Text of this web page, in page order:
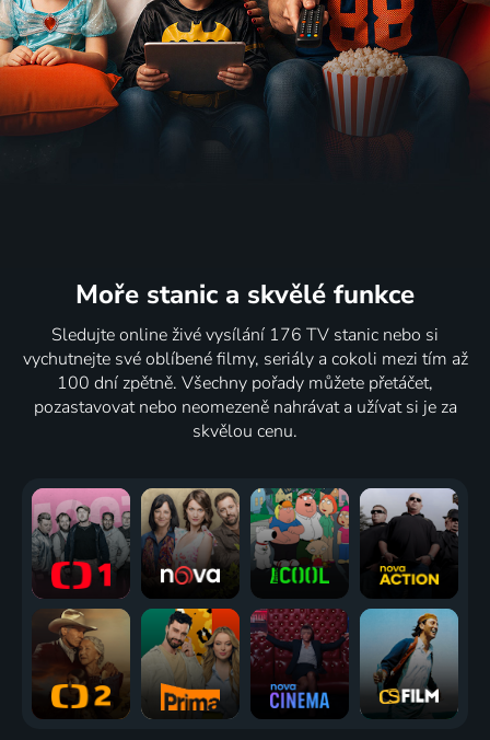
Moře stanic a skvělé funkce
Sledujte online živé vysílání 176 TV stanic nebo si
vychutnejte své oblíbené filmy, seriály a cokoli mezi tím až
100 dní zpětně. Všechny pořady můžete přetáčet,
pozastavovat nebo neomezeně nahrávat a užívat si je za
skvělou cenu.